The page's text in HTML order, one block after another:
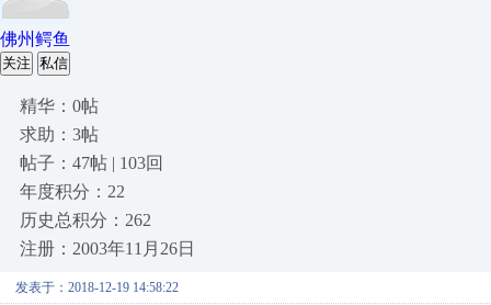
佛州鳄鱼
关注 私信
精华：0帖
求助：3帖
帖子：47帖 | 103回
年度积分：22
历史总积分：262
注册：2003年11月26日
发表于：2018-12-19 14:58:22